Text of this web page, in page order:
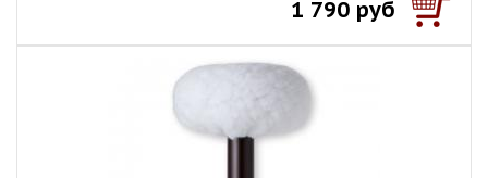
1 790 руб